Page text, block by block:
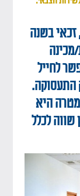
זכאי בשנה
מכינה
לחייל
התעסוקה.
היא
לכלל